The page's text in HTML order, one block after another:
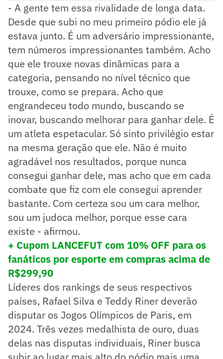
- A gente tem essa rivalidade de longa data.
Desde que subi no meu primeiro pódio ele já
estava junto. É um adversário impressionante,
tem números impressionantes também. Acho
que ele trouxe novas dinâmicas para a
categoria, pensando no nível técnico que
trouxe, como se prepara. Acho que
engrandeceu todo mundo, buscando se
inovar, buscando melhorar para ganhar dele. É
um atleta espetacular. Só sinto privilégio estar
na mesma geração que ele. Não é muito
agradável nos resultados, porque nunca
consegui ganhar dele, mas acho que em cada
combate que fiz com ele consegui aprender
bastante. Com certeza sou um cara melhor,
sou um judoca melhor, porque esse cara
existe - afirmou.
+ Cupom LANCEFUT com 10% OFF para os
fanáticos por esporte em compras acima de
R$299,90
Líderes dos rankings de seus respectivos
países, Rafael Silva e Teddy Riner deverão
disputar os Jogos Olímpicos de Paris, em
2024. Três vezes medalhista de ouro, duas
delas nas disputas individuais, Riner busca